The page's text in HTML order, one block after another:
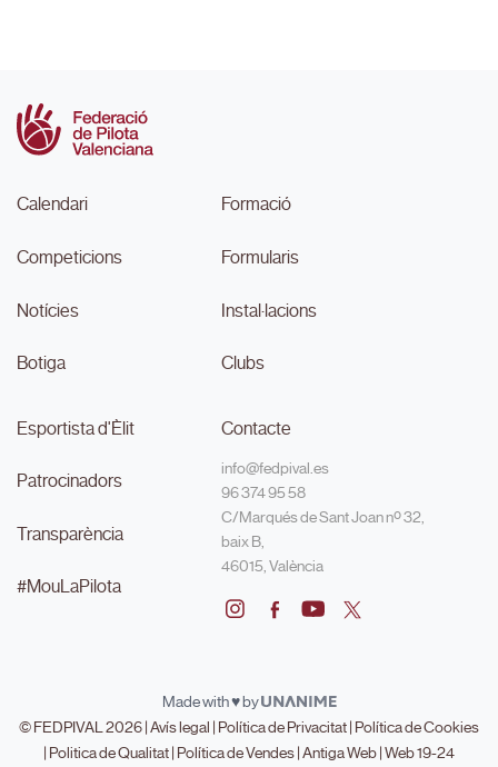
Calendari
Competicions
Notícies
Botiga
Formació
Formularis
Instal·lacions
Clubs
Esportista d'Èlit
Patrocinadors
Transparència
#MouLaPilota
Contacte
info@fedpival.es
96 374 95 58
C/Marqués de Sant Joan nº 32,
baix B,
46015, València
Made with ♥ by
© FEDPIVAL 2026 |Avís legal | Política de Privacitat| Política de Cookies
| Politica de Qualitat| Política de Vendes|Antiga Web|Web 19-24